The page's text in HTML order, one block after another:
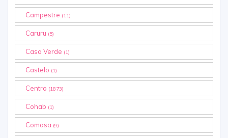
Campestre (11)
Caruru (5)
Casa Verde (1)
Castelo (1)
Centro (1873)
Cohab (1)
Comasa (9)